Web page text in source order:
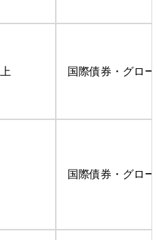
国際債券・グロ
国際債券・グロ